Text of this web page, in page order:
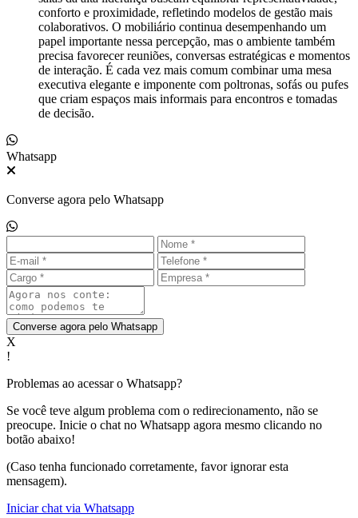
conforto e proximidade, refletindo modelos de gestão mais
colaborativos. O mobiliário continua desempenhando um
papel importante nessa percepção, mas o ambiente também
precisa favorecer reuniões, conversas estratégicas e momentos
de interação. É cada vez mais comum combinar uma mesa
executiva elegante e imponente com poltronas, sofás ou pufes
que criam espaços mais informais para encontros e tomadas
de decisão.
Whatsapp
Converse agora pelo Whatsapp
Converse agora pelo Whatsapp
X
!
Problemas ao acessar o Whatsapp?
Se você teve algum problema com o redirecionamento, não se
preocupe. Inicie o chat no Whatsapp agora mesmo clicando no
botão abaixo!
(Caso tenha funcionado corretamente, favor ignorar esta
mensagem).
Iniciar chat via Whatsapp